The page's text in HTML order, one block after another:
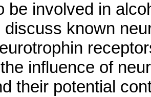
be involved in
discuss known
influence of
their potential